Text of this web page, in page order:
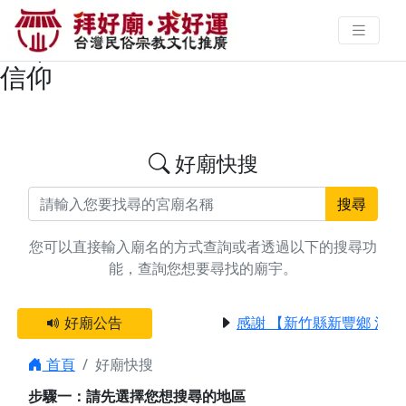
搜尋屏東縣崁頂鄉文昌帝君廟宇資
料 | 拜好廟求好運 找到與您有緣的
信仰
好廟快搜
搜尋
您可以直接輸入廟名的方式查詢或者透過以下的搜尋功
能，查詢您想要尋找的廟宇。
好廟公告 感謝 【新竹縣新豐鄉 池
首頁
好廟快搜
步驟一：請先選擇您想搜尋的地區